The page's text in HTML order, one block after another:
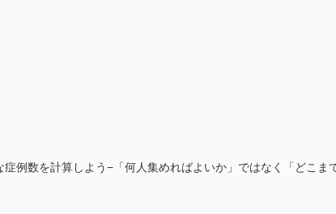
症例数を計算しよう−「何人集めればよいか」ではなく「ど